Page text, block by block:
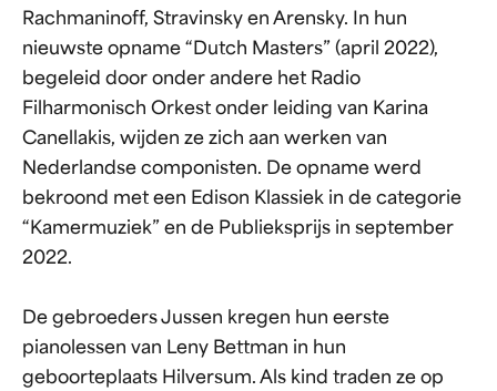
Rachmaninoff, Stravinsky en Arensky. In hun
nieuwste opname “Dutch Masters” (april 2022),
begeleid door onder andere het Radio
Filharmonisch Orkest onder leiding van Karina
Canellakis, wijden ze zich aan werken van
Nederlandse componisten. De opname werd
bekroond met een Edison Klassiek in de categorie
“Kamermuziek” en de Publieksprijs in september
2022.
De gebroeders Jussen kregen hun eerste
pianolessen van Leny Bettman in hun
geboorteplaats Hilversum. Als kind traden ze op